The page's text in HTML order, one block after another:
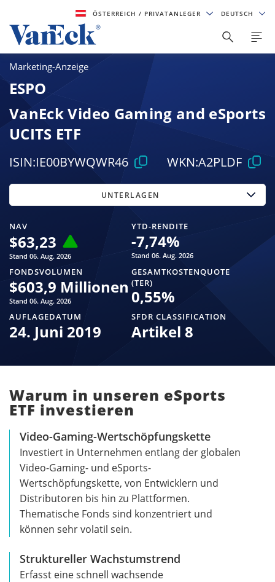
ÖSTERREICH/ PRIVATANLEGER DEUTSCH
Marketing-Anzeige
ESPO
VanEck Video Gaming and eSports
UCITS ETF
ISIN:IE00BYWQWR46 WKN:A2PLDF
NAV
$63,23
Stand 06. Aug. 2026
YTD-RENDITE
-7,74%
Stand 06. Aug. 2026
FONDSVOLUMEN
$603,9 Millionen
Stand 06. Aug. 2026
GESAMTKOSTENQUOTE
(TER)
0,55%
AUFLAGEDATUM
24. Juni 2019
SFDR CLASSIFICATION
Artikel 8
UNTERLAGEN
Warum in unseren eSports
ETF investieren
Video-Gaming-Wertschöpfungskette
Investiert in Unternehmen entlang der globalen
Video-Gaming- und eSports-
Wertschöpfungskette, von Entwicklern und
Distributoren bis hin zu Plattformen.
Thematische Fonds sind konzentriert und
können sehr volatil sein.
Struktureller Wachstumstrend
Erfasst eine schnell wachsende